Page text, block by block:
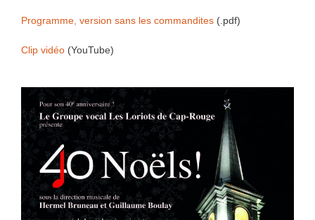
Programme, version sans les commandites (.pdf)
Clip vidéo (YouTube)